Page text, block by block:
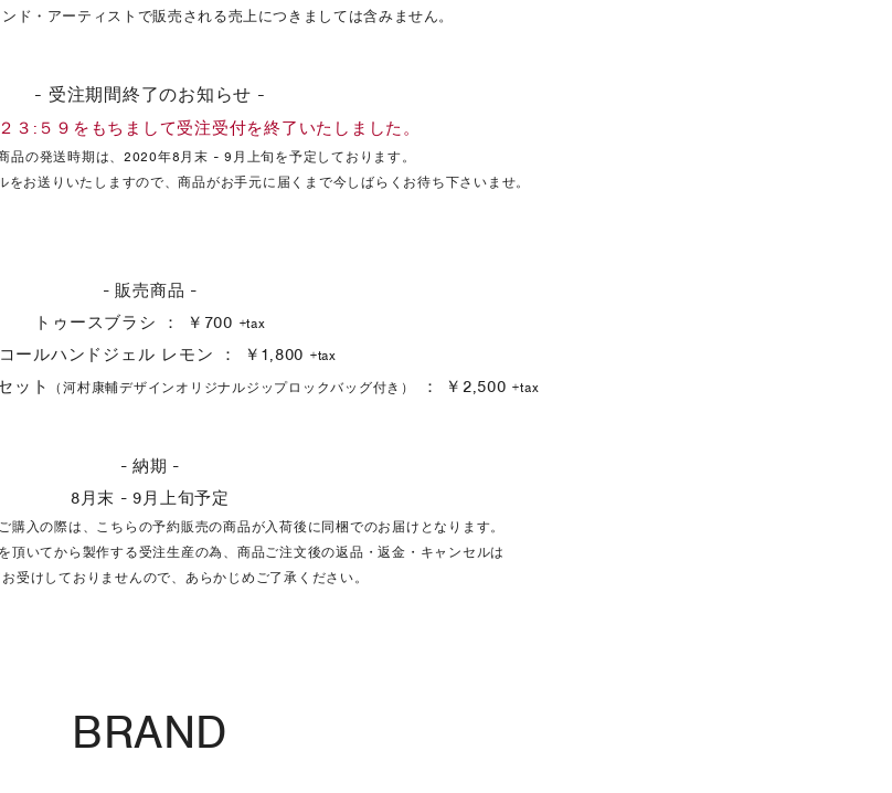
ド・アーティストで販売される売上につきましては含みません。
- 受注期間終了のお知らせ -
２３:５９をもちまして受注受付を終了いたしました。
品の発送時期は、2020年8月末 - 9月上旬を予定しております。
お送りいたしますので、商品がお手元に届くまで今しばらくお待ち下さいませ。
- 販売商品 -
トゥースブラシ ： ￥700 +tax
ールハンドジェル レモン ： ￥1,800 +tax
ット （河村康輔デザインオリジナルジップロックバッグ付き） ： ￥2,500+tax
- 納期 -
8月末 - 9月上旬予定
入の際は、こちらの予約販売の商品が入荷後に同梱でのお届けとなります。
いてから製作する受注生産の為、商品ご注文後の返品・返金・キャンセルは
受けしておりませんので、あらかじめご了承ください。
BRAND